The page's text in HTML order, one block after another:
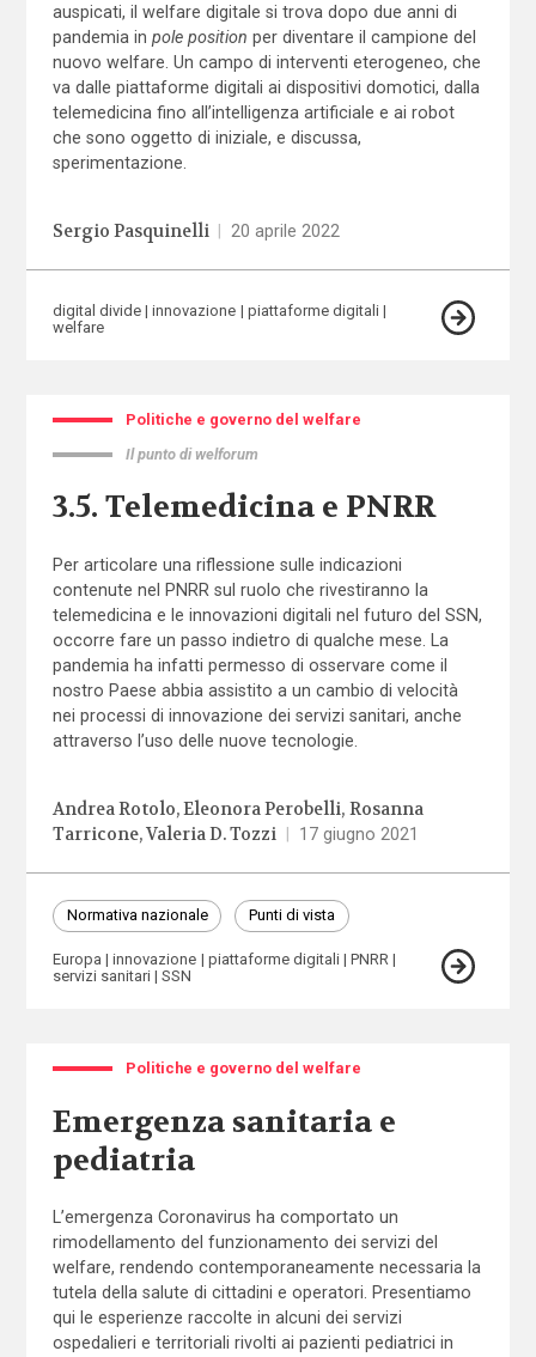
auspicati, il welfare digitale si trova dopo due anni di
pandemia in pole position per diventare il campione del
nuovo welfare. Un campo di interventi eterogeneo, che
va dalle piattaforme digitali ai dispositivi domotici, dalla
telemedicina fino all’intelligenza artificiale e ai robot
che sono oggetto di iniziale, e discussa,
sperimentazione.
Sergio Pasquinelli 20 aprile 2022
digital divide innovazione
piattaforme digitali
welfare
Politiche e governo del welfare
Il punto di welforum
3.5. Telemedicina e PNRR
Per articolare una riflessione sulle indicazioni
contenute nel PNRR sul ruolo che rivestiranno la
telemedicina e le innovazioni digitali nel futuro del SSN,
occorre fare un passo indietro di qualche mese. La
pandemia ha infatti permesso di osservare come il
nostro Paese abbia assistito a un cambio di velocità
nei processi di innovazione dei servizi sanitari, anche
attraverso l’uso delle nuove tecnologie.
Andrea Rotolo Eleonora Perobelli Rosanna
Tarricone Valeria D. Tozzi | 17 giugno 2021
Normativa nazionale Punti di vista
Europa innovazione piattaforme digitali
PNRR
servizi sanitari
SSN
Politiche e governo del welfare
Emergenza sanitaria e
pediatria
L’emergenza Coronavirus ha comportato un
rimodellamento del funzionamento dei servizi del
welfare, rendendo contemporaneamente necessaria la
tutela della salute di cittadini e operatori. Presentiamo
qui le esperienze raccolte in alcuni dei servizi
ospedalieri e territoriali rivolti ai pazienti pediatrici in